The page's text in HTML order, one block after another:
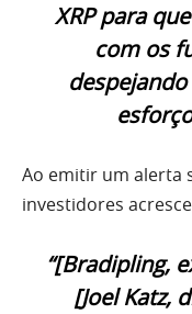
XRP para
com os
Ao emitir um alerta
investidores
“[Bradipling,
[Joel Katz,